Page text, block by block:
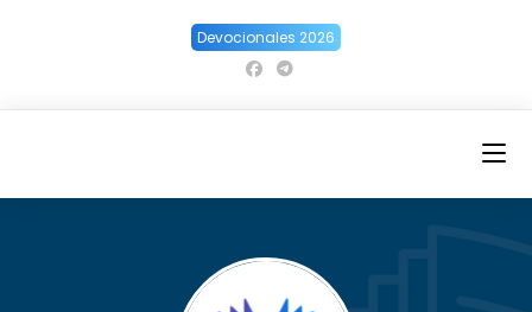
Devocionales 2026